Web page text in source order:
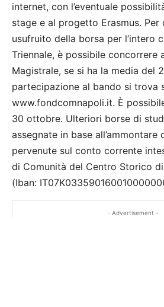
internet, con l’eventuale
stage e al progetto Erasmus. Per
usufruito della borsa per l’intero
Triennale, è possibile concorrere
Magistrale, se si ha la media del
partecipazione al bando si trova
www.fondcomnapoli.it. È
30 ottobre. Ulteriori borse di
assegnate in base all’ammontare
pervenute sul conto corrente
di Comunità del Centro Storico
(Iban:
- Advertisement -